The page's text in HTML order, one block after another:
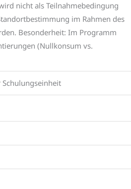
nicht als Teilnahmebedingung
im Rahmen des
Besonderheit: Im Programm
(Nullkonsum vs.